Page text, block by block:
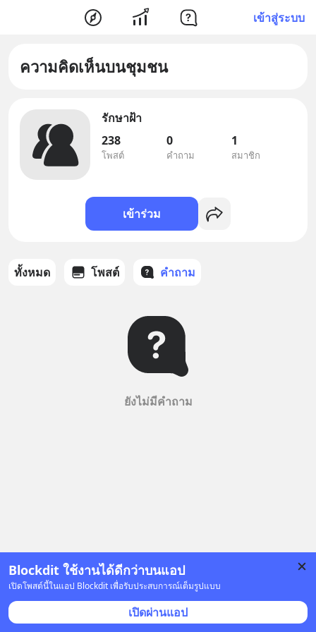
เข้าสู่ระบบ
Blockdit ใช้งานได้ดีกว่าบนแอป
เปิดโพสต์นี้ในแอป Blockdit เพื่อรับประสบการณ์เต็มรูปแบบ
เปิดผ่านแอป
ความคิดเห็นบนชุมชน
รักษาฝ้า
238
โพสต์
0
คำถาม
1
สมาชิก
เข้าร่วม
ทั้งหมด โพสต์ คำถาม
ยังไม่มีคำถาม